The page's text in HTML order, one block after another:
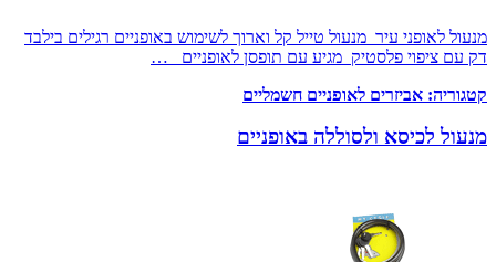
מנעול לאופני עיר מנעול טייל קל וארוך לשימוש באופניים רגילים בילבד
דק עם ציפוי פלסטיק מגיע עם תופסן לאופניים …
קטגוריה: אביזרים לאופניים חשמליים
מנעול לכיסא ולסוללה באופניים